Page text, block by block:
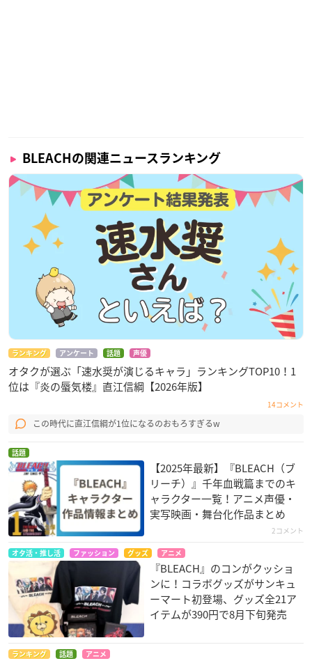
BLEACHの関連ニュースランキング
ランキング アンケート 話題 声優
オタクが選ぶ「速水奨が演じるキャラ」ランキングTOP10！1
位は『炎の蜃気楼』直江信綱【2026年版】
14コメント
この時代に直江信綱が1位になるのおもろすぎるw
話題
【2025年最新】『BLEACH（ブ
リーチ）』千年血戦篇までのキ
ャラクター一覧！アニメ声優・
実写映画・舞台化作品まとめ
2コメント
オタ活・推し活 ファッション グッズ アニメ
『BLEACH』のコンがクッショ
ンに！コラボグッズがサンキュ
ーマート初登場、グッズ全21ア
イテムが390円で8月下旬発売
ランキング 話題 アニメ